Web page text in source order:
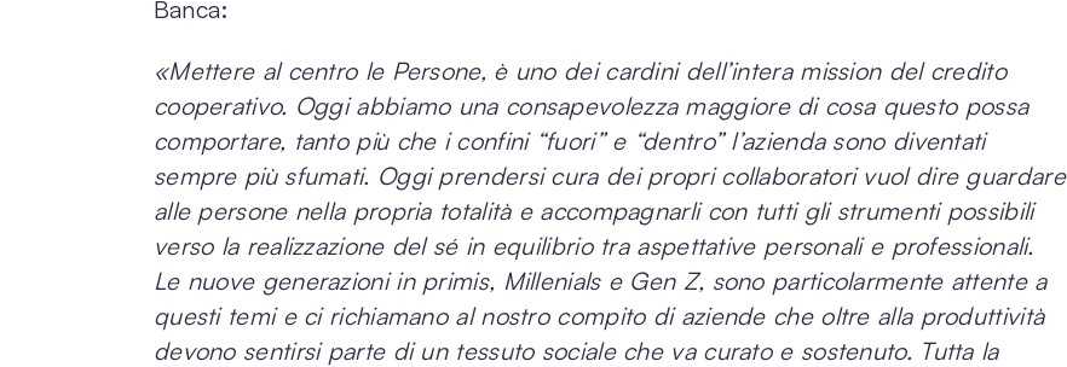
Banca:
«Mettere al centro le Persone, è uno dei cardini dell’intera mission del credito
cooperativo. Oggi abbiamo una consapevolezza maggiore di cosa questo possa
comportare, tanto più che i confini “fuori” e “dentro” l’azienda sono diventati
sempre più sfumati. Oggi prendersi cura dei propri collaboratori vuol dire guardare
alle persone nella propria totalità e accompagnarli con tutti gli strumenti possibili
verso la realizzazione del sé in equilibrio tra aspettative personali e professionali.
Le nuove generazioni in primis, Millenials e Gen Z, sono particolarmente attente a
questi temi e ci richiamano al nostro compito di aziende che oltre alla produttività
devono sentirsi parte di un tessuto sociale che va curato e sostenuto. Tutta la